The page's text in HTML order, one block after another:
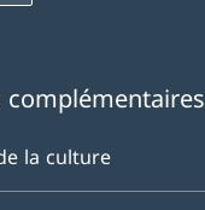
la culture